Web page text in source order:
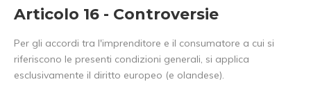
Articolo 16 - Controversie
Per gli accordi tra l'imprenditore e il consumatore a cui si
riferiscono le presenti condizioni generali, si applica
esclusivamente il diritto europeo (e olandese).